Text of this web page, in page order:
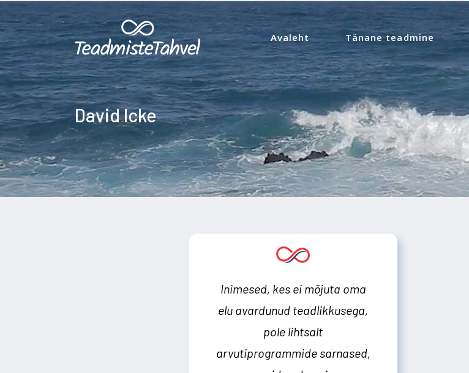
Avaleht Tänane teadmine
David Icke
Inimesed, kes ei mõjuta oma
elu avardunud teadlikkusega,
pole lihtsalt
arvutiprogrammide sarnased,